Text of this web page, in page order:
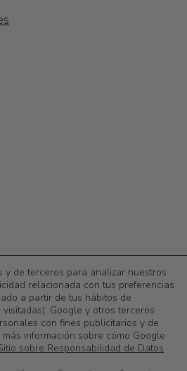
0,00€
y de terceros para analizar nuestros
relacionada con tus preferencias
a partir de tus hábitos de
Google y otros terceros
con fines publicitarios y de
información sobre cómo Google
sobre Responsabilidad de Datos